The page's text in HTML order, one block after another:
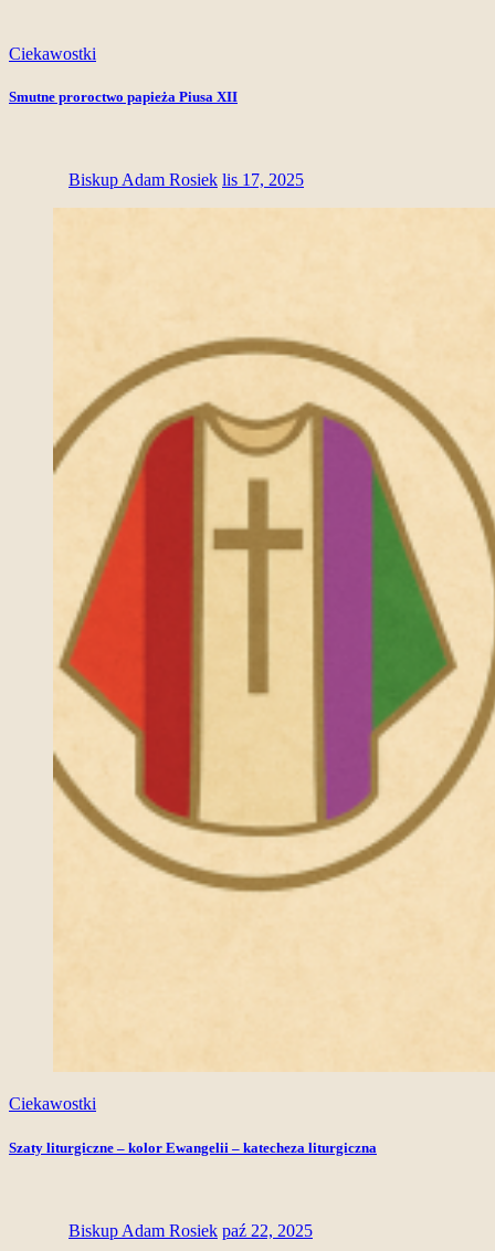
Ciekawostki
Smutne proroctwo papieża Piusa XII
Biskup Adam Rosiek lis 17, 2025
Ciekawostki
Szaty liturgiczne – kolor Ewangelii – katecheza liturgiczna
Biskup Adam Rosiek paź 22, 2025